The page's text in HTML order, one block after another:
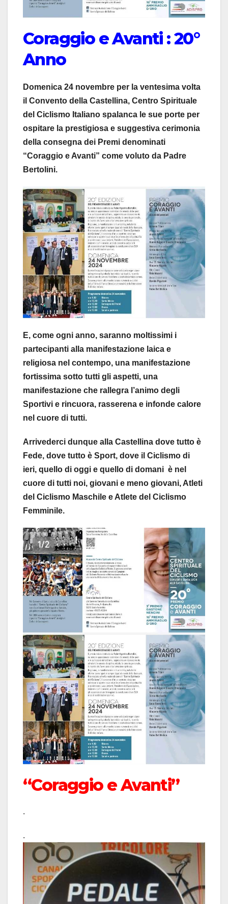
Coraggio e Avanti : 20°
Anno
Domenica 24 novembre per la ventesima volta
il Convento della Castellina, Centro Spirituale
del Ciclismo Italiano spalanca le sue porte per
ospitare la prestigiosa e suggestiva cerimonia
della consegna dei Premi denominati
“Coraggio e Avanti” come voluto da Padre
Bertolini.
E, come ogni anno, saranno moltissimi i
partecipanti alla manifestazione laica e
religiosa nel contempo, una manifestazione
fortissima sotto tutti gli aspetti, una
manifestazione che rallegra l’animo degli
Sportivi e rincuora, rasserena e infonde calore
nel cuore di tutti.
Arrivederci dunque alla Castellina dove tutto è
Fede, dove tutto è Sport, dove il Ciclismo di
ieri, quello di oggi e quello di domani è nel
cuore di tutti noi, giovani e meno giovani, Atleti
del Ciclismo Maschile e Atlete del Ciclismo
Femminile.
“Coraggio e Avanti”
.
.